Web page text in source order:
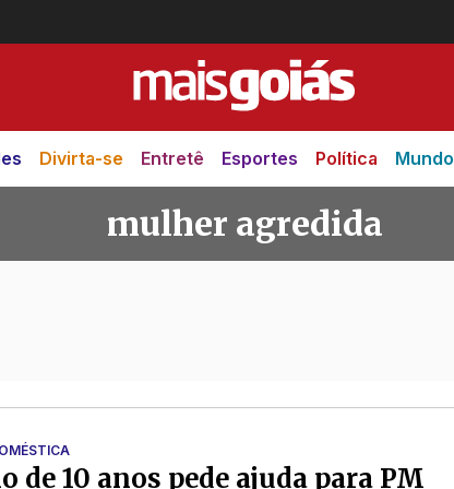
Divirta-se Entretê Esportes Política Mundo
mulher agredida
de 10 anos pede ajuda para PM